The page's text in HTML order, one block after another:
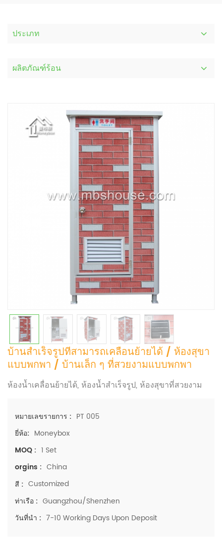
ประเภท
ผลิตภัณฑ์ร้อน
บ้านสำเร็จรูปที่สามารถเคลื่อนย้ายได้ / ห้องสุขา
แบบพกพา / บ้านเล็ก ๆ ที่สวยงามแบบพกพา
ห้องน้ำเคลื่อนย้ายได้, ห้องน้ำสำเร็จรูป, ห้องสุขาที่สวยงาม
หมายเลขรายการ : PT 005
ยี่ห้อ: Moneybox
MOQ : 1 Set
orgins : China
สี : Customized
ท่าเรือ : Guangzhou/Shenzhen
วันที่นำ : 7-10 Working Days Upon Deposit